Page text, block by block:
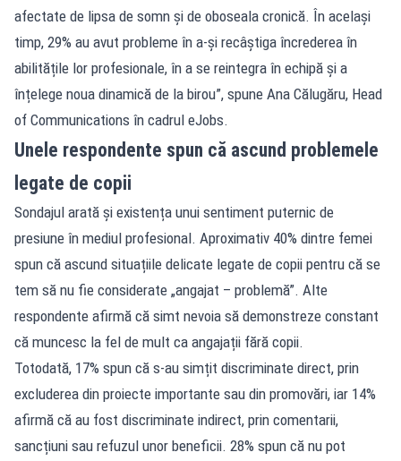
afectate de lipsa de somn și de oboseala cronică. În același
timp, 29% au avut probleme în a-și recâștiga încrederea în
abilitățile lor profesionale, în a se reintegra în echipă și a
înțelege noua dinamică de la birou”, spune Ana Călugăru, Head
of Communications în cadrul eJobs.
Unele respondente spun că ascund problemele
legate de copii
Sondajul arată și existența unui sentiment puternic de
presiune în mediul profesional. Aproximativ 40% dintre femei
spun că ascund situațiile delicate legate de copii pentru că se
tem să nu fie considerate „angajat – problemă”. Alte
respondente afirmă că simt nevoia să demonstreze constant
că muncesc la fel de mult ca angajații fără copii.
Totodată, 17% spun că s-au simțit discriminate direct, prin
excluderea din proiecte importante sau din promovări, iar 14%
afirmă că au fost discriminate indirect, prin comentarii,
sancțiuni sau refuzul unor beneficii. 28% spun că nu pot